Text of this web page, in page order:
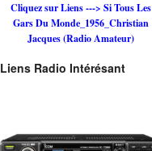
Cliquez sur Liens ---> Si Tous Les
Gars Du Monde_1956_Christian
Jacques (Radio Amateur)
Liens Radio Intérésant